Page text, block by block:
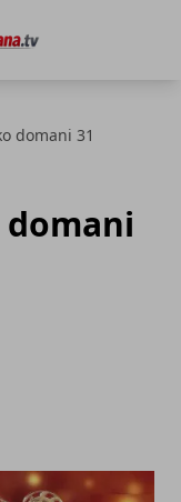
domani 31